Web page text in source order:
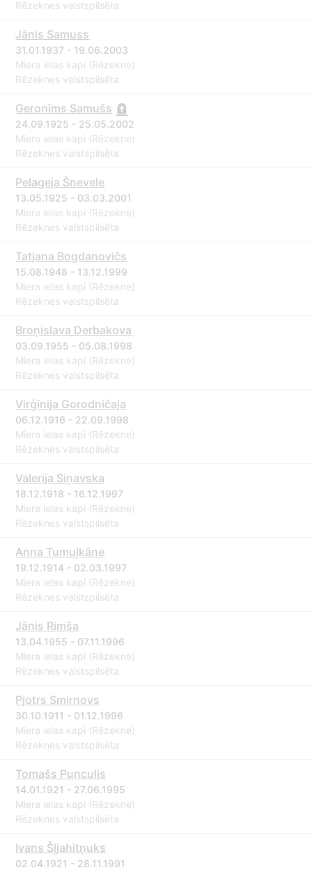
Rēzeknes valstspilsēta
Jānis Samuss
31.01.1937 - 19.06.2003
Miera ielas kapi (Rēzekne)
Rēzeknes valstspilsēta
Geronīms Samušs
24.09.1925 - 25.05.2002
Miera ielas kapi (Rēzekne)
Rēzeknes valstspilsēta
Pelageja Šnevele
13.05.1925 - 03.03.2001
Miera ielas kapi (Rēzekne)
Rēzeknes valstspilsēta
Tatjana Bogdanovičs
15.08.1948 - 13.12.1999
Miera ielas kapi (Rēzekne)
Rēzeknes valstspilsēta
Broņislava Derbakova
03.09.1955 - 05.08.1998
Miera ielas kapi (Rēzekne)
Rēzeknes valstspilsēta
Virģīnija Gorodničaja
06.12.1916 - 22.09.1998
Miera ielas kapi (Rēzekne)
Rēzeknes valstspilsēta
Valerija Siņavska
18.12.1918 - 16.12.1997
Miera ielas kapi (Rēzekne)
Rēzeknes valstspilsēta
Anna Tumuļkāne
19.12.1914 - 02.03.1997
Miera ielas kapi (Rēzekne)
Rēzeknes valstspilsēta
Jānis Rimša
13.04.1955 - 07.11.1996
Miera ielas kapi (Rēzekne)
Rēzeknes valstspilsēta
Pjotrs Smirnovs
30.10.1911 - 01.12.1996
Miera ielas kapi (Rēzekne)
Rēzeknes valstspilsēta
Tomašs Punculis
14.01.1921 - 27.06.1995
Miera ielas kapi (Rēzekne)
Rēzeknes valstspilsēta
Ivans Šļjahitņuks
02.04.1921 - 28.11.1991